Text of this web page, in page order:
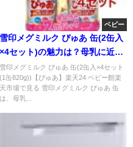
ベビー
雪印メグミルク ぴゅあ 缶(2缶入
×4セット)の魅力は？母乳に近い
栄養設計を徹底解説
雪印メグミルク ぴゅあ 缶(2缶入×4セット
(1缶820g))【ぴゅあ】楽天24 ベビー館楽
天市場で見る 雪印メグミルク ぴゅあ 缶
は、母乳...